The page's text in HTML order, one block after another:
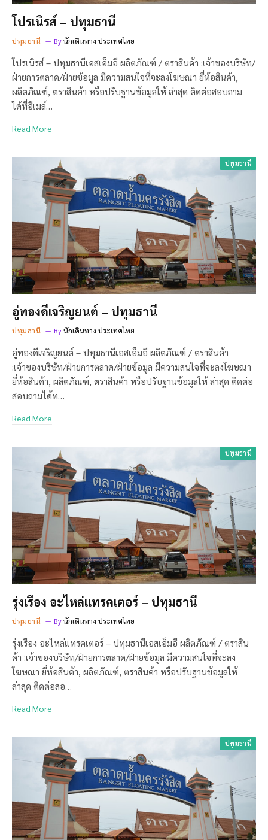
โปรเนิรส์ – ปทุมธานี
ปทุมธานี By นักเดินทาง ประเทศไทย
โปรเนิรส์ – ปทุมธานีเอสเอ็มอี ผลิตภัณฑ์ / ตราสินค้า :เจ้าของบริษัท/
ฝ่ายการตลาด/ฝ่ายข้อมูล มีความสนใจที่จะลงโฆษณา ยี่ห้อสินค้า,
ผลิตภัณฑ์, ตราสินค้า หรือปรับฐานข้อมูลให้ ล่าสุด ติดต่อสอบถาม
ได้ที่อีเมล์…
Read More
ปทุมธานี
อู่ทองดีเจริญยนต์ – ปทุมธานี
ปทุมธานี By นักเดินทาง ประเทศไทย
อู่ทองดีเจริญยนต์ – ปทุมธานีเอสเอ็มอี ผลิตภัณฑ์ / ตราสินค้า
:เจ้าของบริษัท/ฝ่ายการตลาด/ฝ่ายข้อมูล มีความสนใจที่จะลงโฆษณา
ยี่ห้อสินค้า, ผลิตภัณฑ์, ตราสินค้า หรือปรับฐานข้อมูลให้ ล่าสุด ติดต่อ
สอบถามได้ท…
Read More
ปทุมธานี
รุ่งเรือง อะไหล่แทรคเตอร์ – ปทุมธานี
ปทุมธานี By นักเดินทาง ประเทศไทย
รุ่งเรือง อะไหล่แทรคเตอร์ – ปทุมธานีเอสเอ็มอี ผลิตภัณฑ์ / ตราสิน
ค้า :เจ้าของบริษัท/ฝ่ายการตลาด/ฝ่ายข้อมูล มีความสนใจที่จะลง
โฆษณา ยี่ห้อสินค้า, ผลิตภัณฑ์, ตราสินค้า หรือปรับฐานข้อมูลให้
ล่าสุด ติดต่อสอ…
Read More
ปทุมธานี